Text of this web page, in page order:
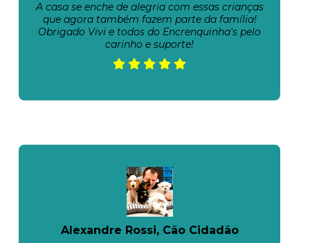
A casa se enche de alegria com essas crianças
que agora também fazem parte da família!
Obrigado Vivi e todos do Encrenquinha's pelo
carinho e suporte!
Alexandre Rossi, Cão Cidadão